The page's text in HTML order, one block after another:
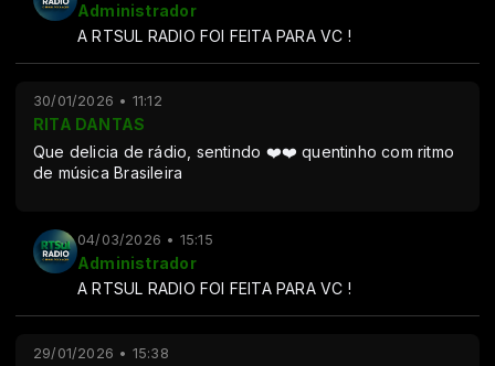
Administrador
A RTSUL RADIO FOI FEITA PARA VC !
RITA DANTAS
30/01/2026 • 11:12
Que delicia de rádio, sentindo ❤️❤️ quentinho com ritmo
de música Brasileira
Administrador
04/03/2026 • 15:15
A RTSUL RADIO FOI FEITA PARA VC !
29/01/2026 • 15:38